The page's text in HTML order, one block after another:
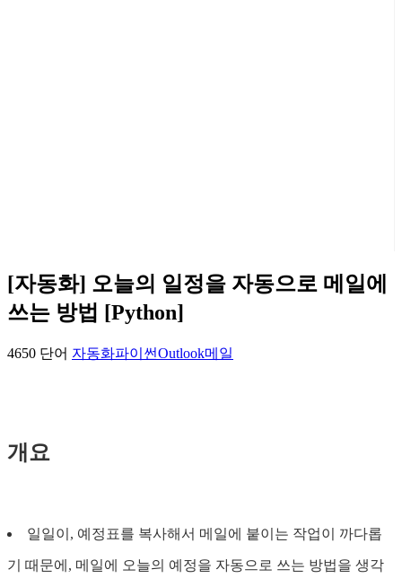
[자동화] 오늘의 일정을 자동으로 메일에
쓰는 방법 [Python]
4650 단어 자동화파이썬Outlook메일
개요
일일이, 예정표를 복사해서 메일에 붙이는 작업이 까다롭
기 때문에, 메일에 오늘의 예정을 자동으로 쓰는 방법을 생각